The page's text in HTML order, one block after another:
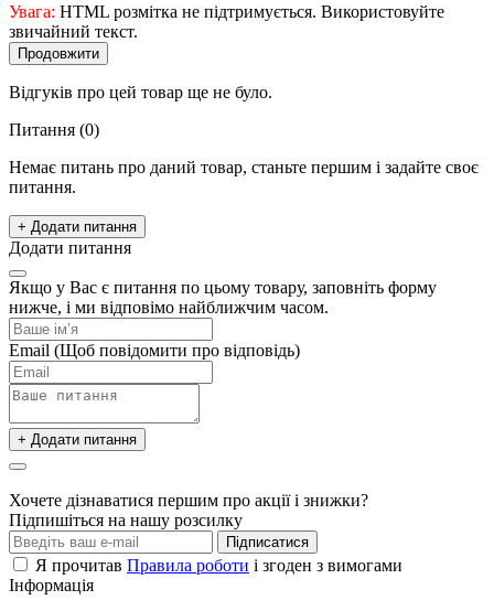
Увага: HTML розмітка не підтримується. Використовуйте
звичайний текст.
Продовжити
Відгуків про цей товар ще не було.
Питання (0)
Немає питань про даний товар, станьте першим і задайте своє
питання.
+ Додати питання
Додати питання
Якщо у Вас є питання по цьому товару, заповніть форму
нижче, і ми відповімо найближчим часом.
Email (Щоб повідомити про відповідь)
+ Додати питання
Хочете дізнаватися першим про акції і знижки?
Підпишіться на нашу розсилку
Підписатися
Я прочитав Правила роботи і згоден з вимогами
Інформація